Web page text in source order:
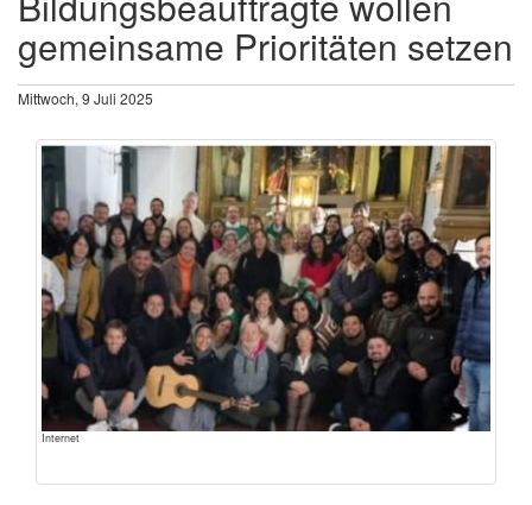
gemeinsame Prioritäten setzen
Mittwoch, 9 Juli 2025
Internet